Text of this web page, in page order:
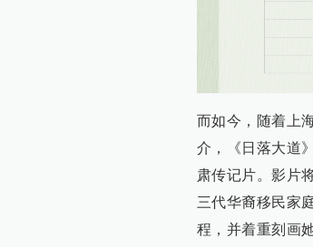
而如今，随着上
介，《日落大道
肃传记片。影片
三代华裔移民家
程，并着重刻画